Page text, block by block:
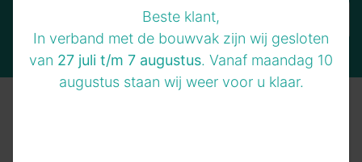
Neem contact op
Beste klant,
In verband met de bouwvak zijn wij gesloten
van 27 juli t/m 7 augustus. Vanaf maandag 10
augustus staan wij weer voor u klaar.